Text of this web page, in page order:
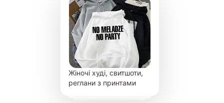
Жіночі худі, свитшоти,
реглани з принтами